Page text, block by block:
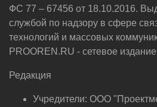
ФС 77 – 67456 от 18.10.2016.
службой по надзору в сфере
технологий и массовых
PROOREN.RU - сетевое
Редакция
Учредители: ООО